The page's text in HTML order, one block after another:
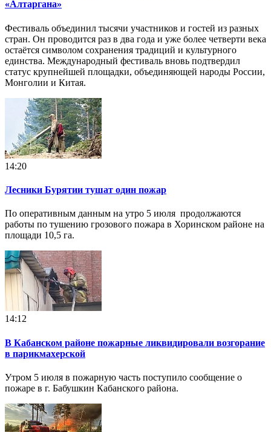
«Алтаргана»
Фестиваль объединил тысячи участников и гостей из разных
стран. Он проводится раз в два года и уже более четверти века
остаётся символом сохранения традиций и культурного
единства. Международный фестиваль вновь подтвердил
статус крупнейшей площадки, объединяющей народы России,
Монголии и Китая.
14:20
Лесники Бурятии тушат один пожар
По оперативным данным на утро 5 июля продолжаются
работы по тушению грозового пожара в Хоринском районе на
площади 10,5 га.
14:12
В Кабанском районе пожарные ликвидировали возгорание
в парикмахерской
Утром 5 июля в пожарную часть поступило сообщение о
пожаре в г. Бабушкин Кабанского района.